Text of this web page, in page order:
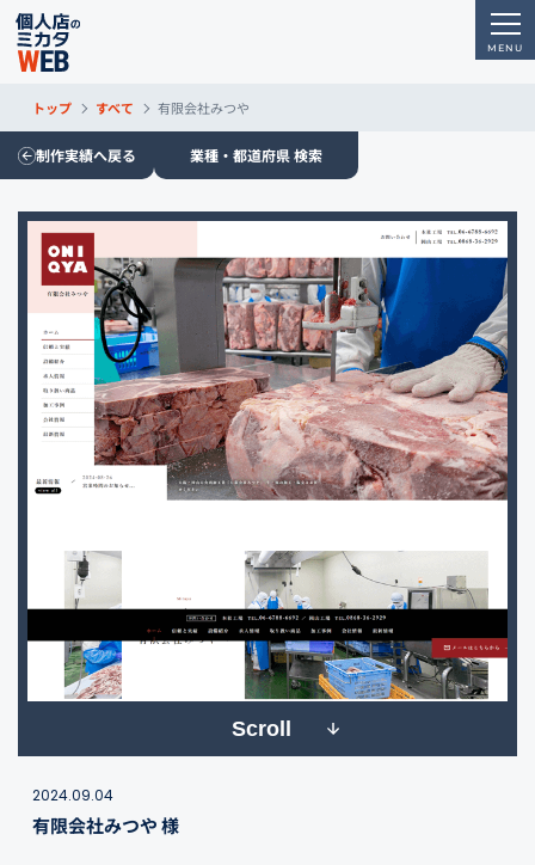
トップ すべて 有限会社みつや
制作実績へ戻る 業種・都道府県 検索
Scroll
2024.09.04
有限会社みつや 様